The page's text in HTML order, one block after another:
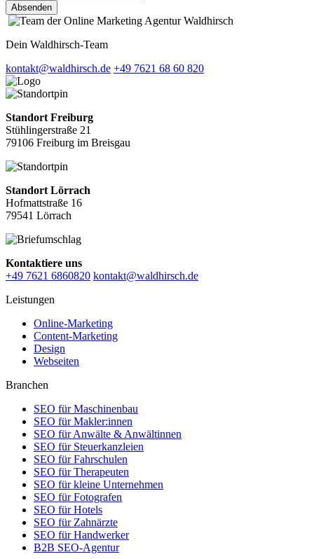
Absenden
Dein Waldhirsch-Team
kontakt@waldhirsch.de +49 7621 68 60 820
Standort Freiburg
Stühlingerstraße 21
79106 Freiburg im Breisgau
Standort Lörrach
Hofmattstraße 16
79541 Lörrach
Kontaktiere uns
+49 7621 6860820 kontakt@waldhirsch.de
Leistungen
Online-Marketing
Content-Marketing
Design
Webseiten
Branchen
SEO für Maschinenbau
SEO für Makler:innen
SEO für Anwälte & Anwältinnen
SEO für Steuerkanzleien
SEO für Fahrschulen
SEO für Therapeuten
SEO für kleine Unternehmen
SEO für Fotografen
SEO für Hotels
SEO für Zahnärzte
SEO für Handwerker
B2B SEO-Agentur